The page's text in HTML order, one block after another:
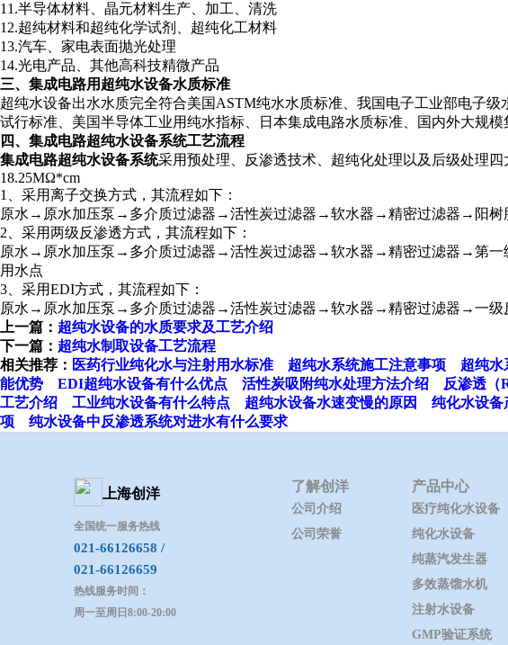
11.半导体材料、晶元材料生产、加工、清洗
12.超纯材料和超纯化学试剂、超纯化工材料
13.汽车、家电表面抛光处理
14.光电产品、其他高科技精微产品
三、集成电路用超纯水设备水质标准
超纯水设备出水水质完全符合美国ASTM纯水水质标准、我国电子工业部电子
试行标准、美国半导体工业用纯水指标、日本集成电路水质标准、国内外大规模
四、集成电路超纯水设备系统工艺流程
集成电路超纯水设备系统采用预处理、反渗透技术、超纯化处理以及后级处理
18.25MΩ*cm
1、采用离子交换方式，其流程如下：
原水→原水加压泵→多介质过滤器→活性炭过滤器→软水器→精密过滤器→阳
2、采用两级反渗透方式，其流程如下：
原水→原水加压泵→多介质过滤器→活性炭过滤器→软水器→精密过滤器→第
用水点
3、采用EDI方式，其流程如下：
原水→原水加压泵→多介质过滤器→活性炭过滤器→软水器→精密过滤器→一
上一篇： 超纯水设备的水质要求及工艺介绍
下一篇： 超纯水制取设备工艺流程
相关推荐： 医药行业纯化水与注射用水标准 超纯水系统施工注意事项 超纯水
能优势
EDI超纯水设备有什么优点 活性炭吸附纯水处理方法介绍 反渗透（
工艺介绍
工业纯水设备有什么特点 超纯水设备水速变慢的原因 纯化水设备
项
纯水设备中反渗透系统对进水有什么要求
上海创洋
全国统一服务热线
021-66126658 /
021-66126659
热线服务时间：
周一至周日8:00-20:00
了解创洋
公司介绍
公司荣誉
产品中心
医疗纯化水设备
纯化水设备
纯蒸汽发生器
多效蒸馏水机
注射水设备
GMP验证系统